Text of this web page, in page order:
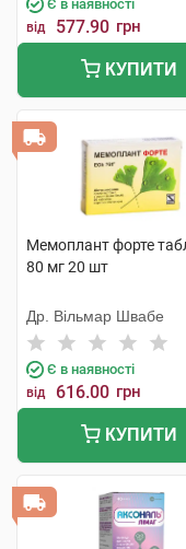
Є в наявності
від 577.90 грн
КУПИТИ
Мемоплант форте
80 мг 20 шт
Др. Вільмар Швабе
Є в наявності
від 616.00 грн
КУПИТИ